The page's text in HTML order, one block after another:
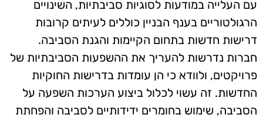
עם העלייה במודעות לסוגיות סביבתיות, השינויים
הרגולטוריים בענף הבניין כוללים לעיתים קרובות
דרישות חדשות בתחום הקיימות והגנת הסביבה.
חברות נדרשות להעריך את ההשפעות הסביבתיות של
פרויקטים, ולוודא כי הן עומדות בדרישות החוקיות
החדשות. זה עשוי לכלול ביצוע הערכות השפעה על
הסביבה, שימוש בחומרים ידידותיים לסביבה והפחתת